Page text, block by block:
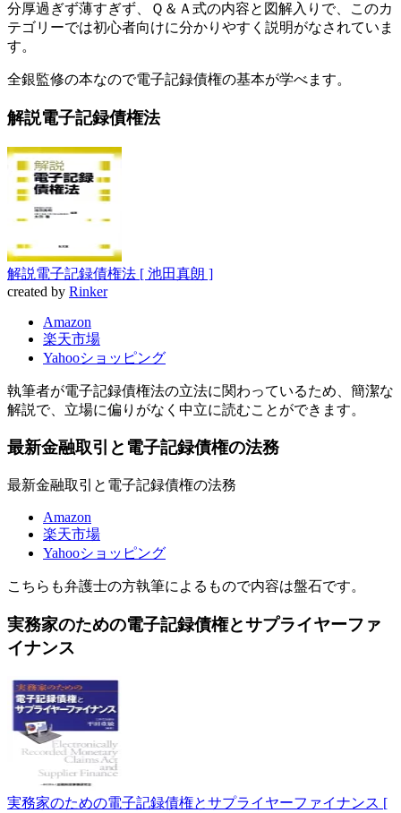
分厚過ぎず薄すぎず、Ｑ＆Ａ式の内容と図解入りで、このカ
テゴリーでは初心者向けに分かりやすく説明がなされていま
す。
全銀監修の本なので電子記録債権の基本が学べます。
解説電子記録債権法
解説電子記録債権法 [ 池田真朗 ]
created by Rinker
Amazon
楽天市場
Yahooショッピング
執筆者が電子記録債権法の立法に関わっているため、簡潔な
解説で、立場に偏りがなく中立に読むことができます。
最新金融取引と電子記録債権の法務
最新金融取引と電子記録債権の法務
Amazon
楽天市場
Yahooショッピング
こちらも弁護士の方執筆によるもので内容は盤石です。
実務家のための電子記録債権とサプライヤーファ
イナンス
実務家のための電子記録債権とサプライヤーファイナンス [